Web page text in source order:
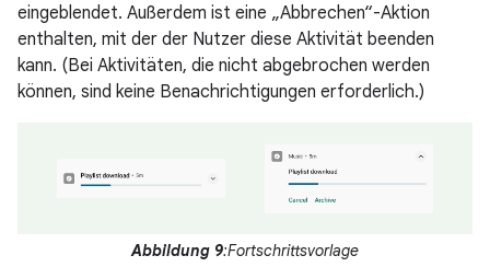
eingeblendet. Außerdem ist eine „Abbrechen“-Aktion
enthalten, mit der der Nutzer diese Aktivität beenden
kann. (Bei Aktivitäten, die nicht abgebrochen werden
können, sind keine Benachrichtigungen erforderlich.)
Abbildung 9:Fortschrittsvorlage